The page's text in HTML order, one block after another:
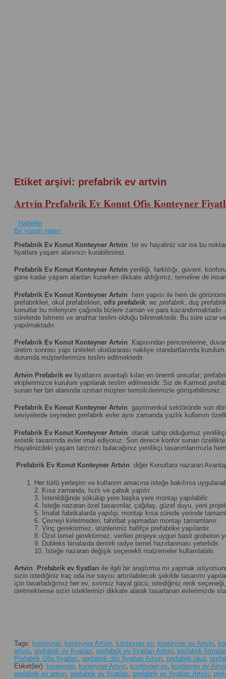
Etiket arşivi: prefabrik ev artvin
Artvin Prefabrik Ev Konut Ofis Konteyner
Haberler
Bir yorum yapın
Prefabrik Ev Konut Konteyner Artvin bir ev hayaliniz var ise bu
fiyatlara yaşam alanınızı kurabilirsiniz.
Prefabrik Ev Konut Konteyner Artvin yeniliği, farklılığı, güveni,
güne kadar yaşam alanları kurarken dikkate aldığımız, temeline de
Prefabrik Ev Konut Konteyner Artvin hem yapısı ile hem de
prefabrikleri, okul prefabrikleri, ofis prefabrik, wc prefabrik , duş prefabrik
konutlar bu milenyum çağında bizlere zaman ve para kazandırmaktadır.
sürelerde bitmesi ve anahtar teslim olduğu bilinmektedir. Bu süre uzar
yapılmaktadır.
Prefabrik Ev Konut Konteyner Artvin Kapısından pencerelerine,
üretim sonrası yapı üniteleri uluslararası nakliye standartlarında
durumda müşterilerimize teslim edilmektedir.
Artvin Prefabrik ev fiyatlarını avantajlı kılan en önemli unsurlar;
ekiplerimizce kurulum yapılarak teslim edilmesidir. Siz de Karmod
sunan her biri alanında uzman müşteri temsilcilerimizle görüşebilirsiniz.
Prefabrik Ev Konut Konteyner Artvin gayrimenkul sektöründe son
seviyelerde seyreden prefabrik evler aynı zamanda yazlık kullanım
Prefabrik Ev Konut Konteyner Artvin olarak sahip olduğumuz
estetik tasarımda evler imal ediyoruz. Son derece konfor sunan
Hayalinizdeki yaşam tarzınızı bulacağınız yenilikçi tasarımlarımızla
Prefabrik Ev Konut Konteyner Artvin diğer Konutlara nazaran
Her türlü yerleşim ve kullanım amacına isteğe bakılırsa
2. Kısa zamanda, hızlı ve çabuk yapılır.
3. İstenildiğinde sökülüp yere başka yere montajı yapılabilir.
4. İsteğe nazaran özel tasarımlar, çağdaş, güzel duyu, yeni
5. İmalat fabrikalarda yapılıp, montajı kısa sürede yerinde
6. Çevreyi kirletmeden, tahribat yapmadan montajı tamamlanır.
7. Vinç gerektirmez, ürünlerimiz hafifçe prefabrike yapılardır.
8. Özel temel gerektirmez, verilen projeye uygun basit grobeton
9. Dubleks binalarda demirli radye temel hazırlanması yeterlidir.
10. İsteğe nazaran değişik seçenekli malzemeler kullanılabilir.
Artvin Prefabrik ev fiyatları ile ilgili bir araştırma mı yapmak
sizin istediğiniz kaç oda ise sayısı artırılabilecek şekilde tasarımı
için tasarladığımız her ev, sınırsız hayal gücü, istediğiniz renk
üretmektense sizin isteklerinizi dikkate alarak tasarlanan evlerimizde
Tags: konteyner, konteyner Artvin konteyner ev, konteyner ev Artvin
artvin prefabrik ev fiyatları prefabrik ev fiyatları Artvin prefabrik
Prefabrik Ofis fiyatları
prefabrik ofis fiyatları Artvin prefabrik okul
Etiket(ler): konteyner, konteyner Artvin konteyner ev, konteyner ev
prefabrik ev artvin prefabrik ev fiyatları prefabrik ev fiyatları Artvin